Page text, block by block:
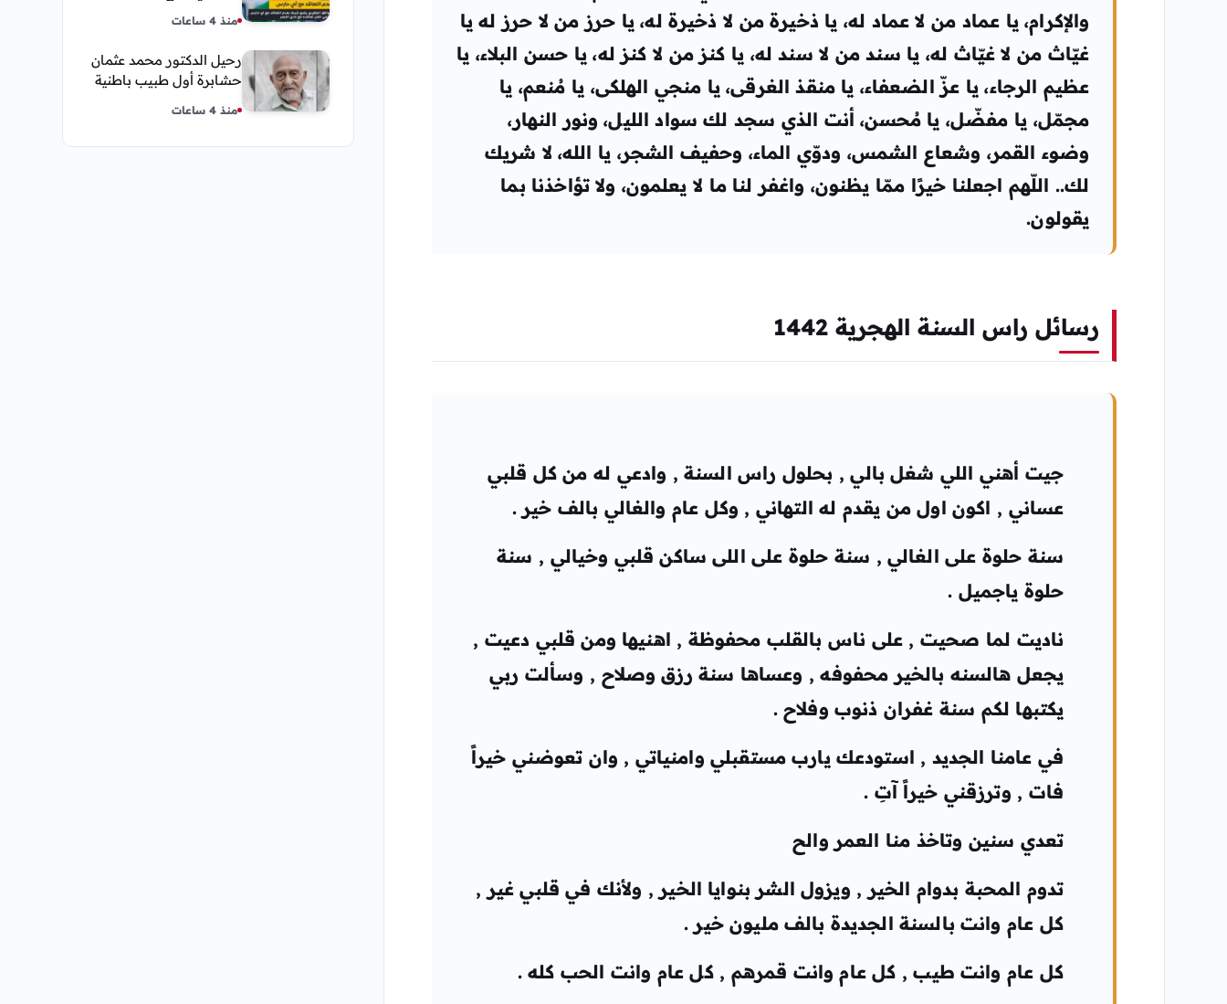
والإكرام، يا عماد من لا عماد له، يا ذخيرة من لا ذخيرة له، يا حرز من لا حرز له يا
غيّاث من لا غيّاث له، يا سند من لا سند له، يا كنز من لا كنز له، يا حسن البلاء، يا
عظيم الرجاء، يا عزّ الضعفاء، يا منقذ الغرقى، يا منجي الهلكى، يا مُنعم، يا
مجمّل، يا مفضّل، يا مُحسن، أنت الذي سجد لك سواد الليل، ونور النهار،
وضوء القمر، وشعاع الشمس، ودوّي الماء، وحفيف الشجر، يا الله، لا شريك
لك.. اللّهم اجعلنا خيرًا ممّا يظنون، واغفر لنا ما لا يعلمون، ولا تؤاخذنا بما
يقولون.
رسائل راس السنة الهجرية 1442
جيت أهني اللي شغل بالي , بحلول راس السنة , وادعي له من كل قلبي
عساني , اكون اول من يقدم له التهاني , وكل عام والغالي بالف خير .
سنة حلوة على الغالي , سنة حلوة على اللى ساكن قلبي وخيالي , سنة
حلوة ياجميل .
ناديت لما صحيت , على ناس بالقلب محفوظة , اهنيها ومن قلبي دعيت ,
يجعل هالسنه بالخير محفوفه , وعساها سنة رزق وصلاح , وسألت ربي
يكتبها لكم سنة غفران ذنوب وفلاح .
في عامنا الجديد , استودعك يارب مستقبلي وامنياتي , وان تعوضني خيراً
فات , وترزقني خيراً آتِ .
تعدي سنين وتاخذ منا العمر والح
تدوم المحبة بدوام الخير , ويزول الشر بنوايا الخير , ولأنك في قلبي غير ,
كل عام وانت بالسنة الجديدة بالف مليون خير .
كل عام وانت طيب , كل عام وانت قمرهم , كل عام وانت الحب كله .
النادي
منذ 4 ساعات
رحيل الدكتور محمد عثمان
حشابرة أول طبيب باطنية
منذ 4 ساعات